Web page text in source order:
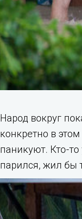
Народ вокруг
конкретно в
паникуют. Кто-
парился, жил бы